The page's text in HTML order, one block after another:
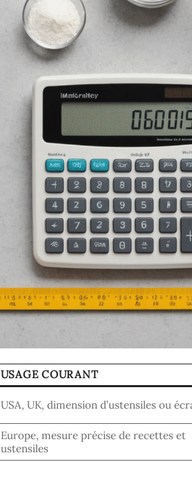
USAGE COURANT
USA, UK, dimension d’ustensiles ou
Europe, mesure précise de recettes et
ustensiles